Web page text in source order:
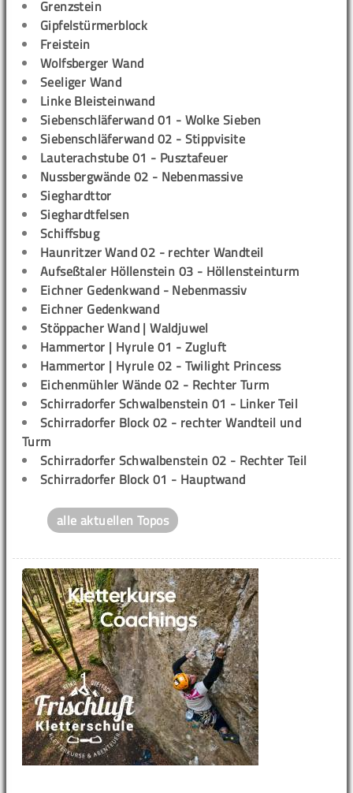
Grenzstein
Gipfelstürmerblock
Freistein
Wolfsberger Wand
Seeliger Wand
Linke Bleisteinwand
Siebenschläferwand 01 - Wolke Sieben
Siebenschläferwand 02 - Stippvisite
Lauterachstube 01 - Pusztafeuer
Nussbergwände 02 - Nebenmassive
Sieghardttor
Sieghardtfelsen
Schiffsbug
Haunritzer Wand 02 - rechter Wandteil
Aufseßtaler Höllenstein 03 - Höllensteinturm
Eichner Gedenkwand - Nebenmassiv
Eichner Gedenkwand
Stöppacher Wand | Waldjuwel
Hammertor | Hyrule 01 - Zugluft
Hammertor | Hyrule 02 - Twilight Princess
Eichenmühler Wände 02 - Rechter Turm
Schirradorfer Schwalbenstein 01 - Linker Teil
Schirradorfer Block 02 - rechter Wandteil und
Turm
Schirradorfer Schwalbenstein 02 - Rechter Teil
Schirradorfer Block 01 - Hauptwand
alle aktuellen Topos